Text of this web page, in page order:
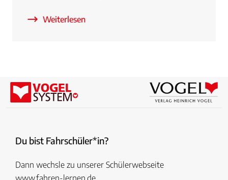
Weiterlesen
Du bist Fahrschüler*in?
Dann wechsle zu unserer Schülerwebseite